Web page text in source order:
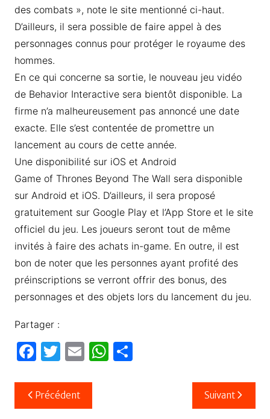
des combats », note le site mentionné ci-haut.
D’ailleurs, il sera possible de faire appel à des
personnages connus pour protéger le royaume des
hommes.
En ce qui concerne sa sortie, le nouveau jeu vidéo
de Behavior Interactive sera bientôt disponible. La
firme n’a malheureusement pas annoncé une date
exacte. Elle s’est contentée de promettre un
lancement au cours de cette année.
Une disponibilité sur iOS et Android
Game of Thrones Beyond The Wall sera disponible
sur Android et iOS. D’ailleurs, il sera proposé
gratuitement sur Google Play et l’App Store et le site
officiel du jeu. Les joueurs seront tout de même
invités à faire des achats in-game. En outre, il est
bon de noter que les personnes ayant profité des
préinscriptions se verront offrir des bonus, des
personnages et des objets lors du lancement du jeu.
Partager :
F
c
e
T
itt
er
E
ail
W P
Navigation
de
Précédent Suivant